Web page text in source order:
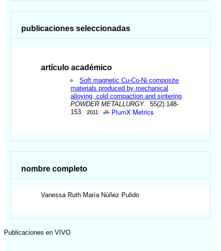
publicaciones seleccionadas
artículo académico
Soft magnetic Cu-Co-Ni composite
materials produced by mechanical
alloying, cold compaction and sintering
POWDER METALLURGY. 55(2):148-
153.
2011 PlumX Metrics
nombre completo
Vanessa Ruth María Núñez Pulido
Publicaciones en VIVO